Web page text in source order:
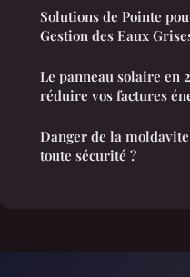
Solutions de Pointe
Gestion des Eaux
Le panneau solaire en
réduire vos factures
Danger de la
toute sécurité ?